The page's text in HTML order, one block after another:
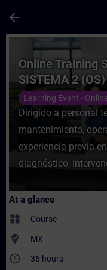
arrow_back
Course -
Online Training
SISTEMA 2 (OS)
Learning Event -
Dirigido a personal
mantenimiento,
experiencia previa
diagnóstico,
At a glance
widgets Course
where_to_vote MX
access_time 36 hours